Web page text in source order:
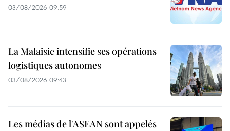
03/08/2026 09:59
La Malaisie intensifie ses opérations
logistiques autonomes
03/08/2026 09:43
Les médias de l'ASEAN sont appelés